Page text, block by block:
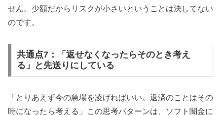
せん。少額だからリスクが小さいということは決してない
のです。
共通点7：「返せなくなったらそのとき考え
る」と先送りにしている
「とりあえず今の急場を凌げればいい。返済のことはその
時になったら考える」この思考パターンは、ソフト闇金に